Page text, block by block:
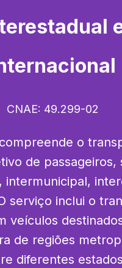
CNAE: 49.299-02
o
de passageiros,
intermunicipal,
serviço inclui o
veículos
de regiões
diferentes